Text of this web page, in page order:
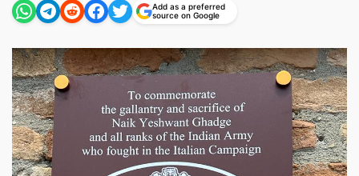
Add as a preferred
source on Google